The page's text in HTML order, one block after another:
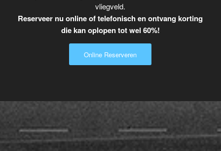
vliegveld.
Reserveer nu online of telefonisch en ontvang korting
die kan oplopen tot wel 60%!
Online Reserveren